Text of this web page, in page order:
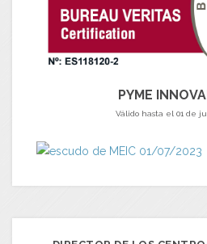
PYME
Válido hasta el 01 de